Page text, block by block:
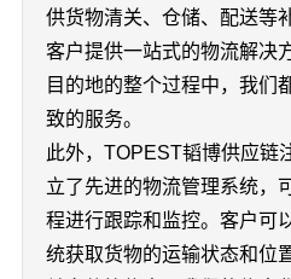
供货物清关、仓储、配送等
客户提供一站式的物流解决
目的地的整个过程中，我们
致的服务。
此外，TOPEST韬博供应链
立了先进的物流管理系统，
程进行跟踪和监控。客户可
统获取货物的运输状态和位